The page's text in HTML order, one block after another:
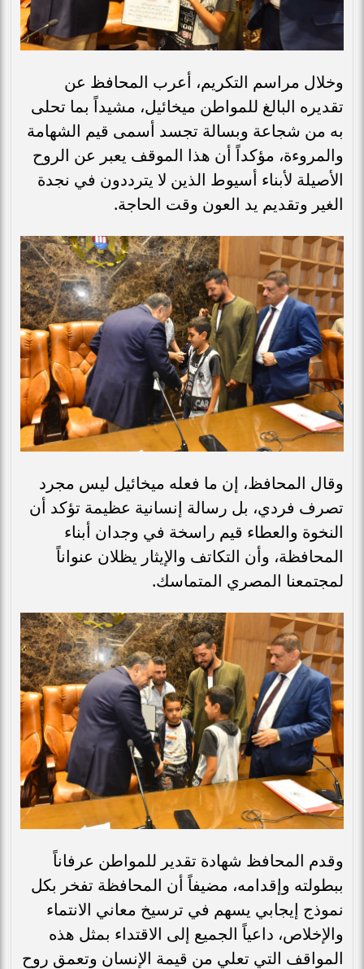
وخلال مراسم التكريم، أعرب المحافظ عن
تقديره البالغ للمواطن ميخائيل، مشيداً بما تحلى
به من شجاعة وبسالة تجسد أسمى قيم الشهامة
والمروءة، مؤكداً أن هذا الموقف يعبر عن الروح
الأصيلة لأبناء أسيوط الذين لا يترددون في نجدة
الغير وتقديم يد العون وقت الحاجة.
وقال المحافظ، إن ما فعله ميخائيل ليس مجرد
تصرف فردي، بل رسالة إنسانية عظيمة تؤكد أن
النخوة والعطاء قيم راسخة في وجدان أبناء
المحافظة، وأن التكاتف والإيثار يظلان عنواناً
لمجتمعنا المصري المتماسك.
وقدم المحافظ شهادة تقدير للمواطن عرفاناً
ببطولته وإقدامه، مضيفاً أن المحافظة تفخر بكل
نموذج إيجابي يسهم في ترسيخ معاني الانتماء
والإخلاص، داعياً الجميع إلى الاقتداء بمثل هذه
المواقف التي تعلي من قيمة الإنسان وتعمق روح